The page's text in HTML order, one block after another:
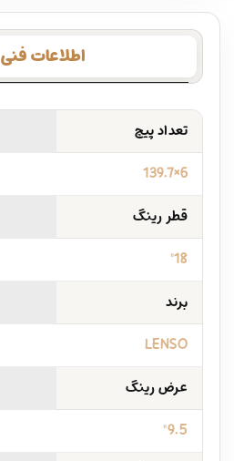
اطلاعات فنی
تعداد پیچ
6×139.7
قطر رینگ
18"
برند
LENSO
عرض رینگ
9.5"